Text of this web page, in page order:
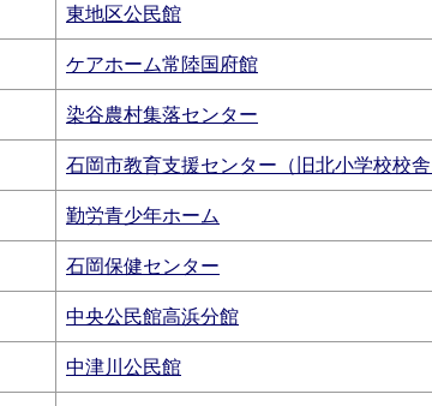
東地区公民館
ケアホーム常陸国府館
染谷農村集落センター
石岡市教育支援センター（旧北小学校校舎
勤労青少年ホーム
石岡保健センター
中央公民館高浜分館
中津川公民館